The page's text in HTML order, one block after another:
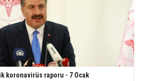
koronavirüs raporu - 7 Ocak